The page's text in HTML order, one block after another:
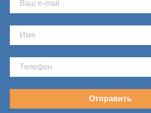
Отправить